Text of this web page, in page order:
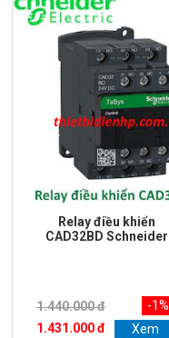
Relay điều khiển
CAD32BD Schneider
1.440.000 đ
1.431.000 đ
-1%
Xem